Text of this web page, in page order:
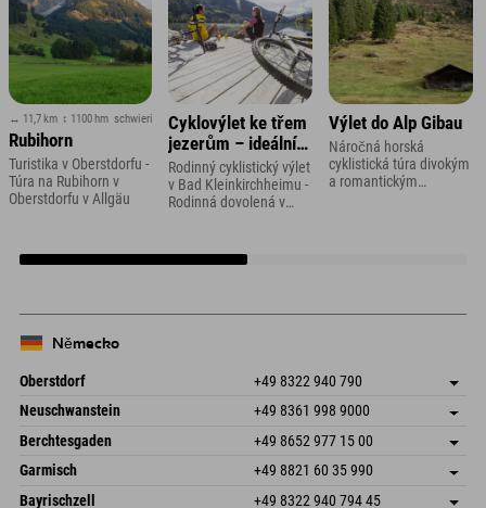
↔ 11,7 km ↕ 1100 hm schwierig
Rubihorn
Turistika v Oberstdorfu -
Túra na Rubihorn v
Oberstdorfu v Allgäu
Cyklovýlet ke třem
jezerům – ideální
pro rodiny s dětmi
Rodinný cyklistický výlet
v Bad Kleinkirchheimu -
Rodinná dovolená v
Výlet do Alp Gibau
Náročná horská
cyklistická túra divokým
a romantickým
Německo
Oberstdorf +49 8322 940 790
An der Breitach 3
Německo
Uložit adresu
Objednat
Neuschwanstein +49 8361 998 9000
An der Riese 45
87484 Nesselwang im Allgäu
Německo
Uložit adresu
Informace o příjezdu
Objednat
Berchtesgaden +49 8652 977 15 00
Hofreitstr. 7
Německo
Uložit adresu
Objednat
Garmisch +49 8821 60 35 990
Frickenstraße 22
Uložit adresu
Bayrischzell +49 8322 940 794 45